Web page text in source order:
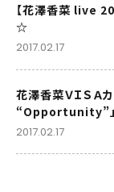
【花澤香菜 live
☆
2017.02.17
花澤香菜ＶＩＳＡ
“Opportunity”」
2017.02.17